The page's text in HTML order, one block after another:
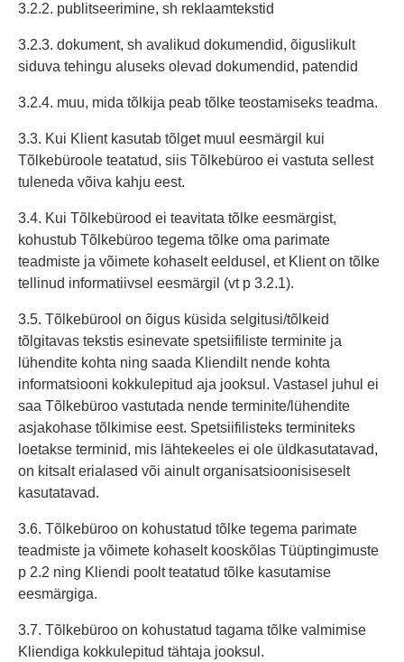
3.2.2. publitseerimine, sh reklaamtekstid
3.2.3. dokument, sh avalikud dokumendid, õiguslikult
siduva tehingu aluseks olevad dokumendid, patendid
3.2.4. muu, mida tõlkija peab tõlke teostamiseks teadma.
3.3. Kui Klient kasutab tõlget muul eesmärgil kui
Tõlkebüroole teatatud, siis Tõlkebüroo ei vastuta sellest
tuleneda võiva kahju eest.
3.4. Kui Tõlkebürood ei teavitata tõlke eesmärgist,
kohustub Tõlkebüroo tegema tõlke oma parimate
teadmiste ja võimete kohaselt eeldusel, et Klient on tõlke
tellinud informatiivsel eesmärgil (vt p 3.2.1).
3.5. Tõlkebürool on õigus küsida selgitusi/tõlkeid
tõlgitavas tekstis esinevate spetsiifiliste terminite ja
lühendite kohta ning saada Kliendilt nende kohta
informatsiooni kokkulepitud aja jooksul. Vastasel juhul ei
saa Tõlkebüroo vastutada nende terminite/lühendite
asjakohase tõlkimise eest. Spetsiifilisteks terminiteks
loetakse terminid, mis lähtekeeles ei ole üldkasutatavad,
on kitsalt erialased või ainult organisatsioonisiseselt
kasutatavad.
3.6. Tõlkebüroo on kohustatud tõlke tegema parimate
teadmiste ja võimete kohaselt kooskõlas Tüüptingimuste
p 2.2 ning Kliendi poolt teatatud tõlke kasutamise
eesmärgiga.
3.7. Tõlkebüroo on kohustatud tagama tõlke valmimise
Kliendiga kokkulepitud tähtaja jooksul.